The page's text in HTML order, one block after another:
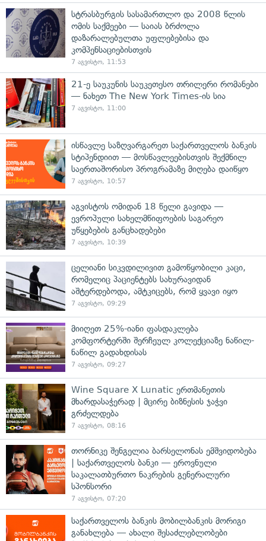
სტრასბურგის სასამართლო და 2008 წლის
ომის საქმეები — საიას ბრძოლა
დაზარალებულთა უფლებებისა და
კომპენსაციებისთვის
7 აგვისტო, 11:53
21-ე საუკუნის საუკეთესო თრილერი რომანები
— ნახეთ The New York Times-ის სია
7 აგვისტო, 11:00
ისწავლე საზღვარგარეთ საქართველოს ბანკის
სტიპენდიით — მოსწავლეებისთვის შექმნილ
საერთაშორისო პროგრამაზე მიღება დაიწყო
7 აგვისტო, 10:57
აგვისტოს ომიდან 18 წელი გავიდა —
ევროპული სახელმწიფოების საგარეო
უწყებების განცხადებები
7 აგვისტო, 10:39
ცელიანი სიკვდილივით გამოწყობილი კაცი,
რომელიც პაციენტებს სახურავიდან
აშტერდებოდა, ამტკიცებს, რომ ყვავი იყო
7 აგვისტო, 09:29
მიიღეთ 25%-იანი ფასდაკლება
კომფორტერში შერჩეულ კოლექციაზე ნაწილ-
ნაწილ გადახდისას
7 აგვისტო, 09:27
Wine Square X Lunatic ერთმანეთის
მხარდასაჭერად | მცირე ბიზნესის ჯაჭვი
გრძელდება
7 აგვისტო, 08:16
თორნიკე შენგელია ბარსელონას ემშვიდობება
| საქართველოს ბანკი — ეროვნული
საკალათბურთო ნაკრების გენერალური
სპონსორი
7 აგვისტო, 07:20
საქართველოს ბანკის მობილბანკის მორიგი
განახლება — ახალი შესაძლებლობები